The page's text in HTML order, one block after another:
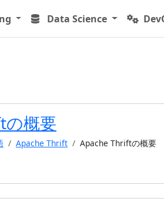
Data Science
概要
Apache Thrift Apache Thriftの概要